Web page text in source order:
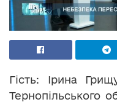
Гість: Ірина
Тернопільського